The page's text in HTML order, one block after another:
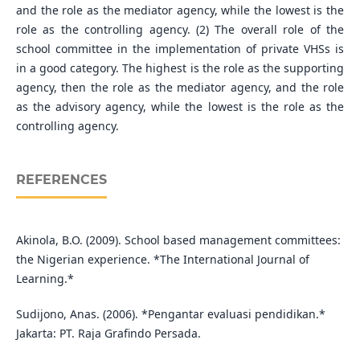
and the role as the mediator agency, while the lowest is the
role as the controlling agency. (2) The overall role of the
school committee in the implementation of private VHSs is
in a good category. The highest is the role as the supporting
agency, then the role as the mediator agency, and the role
as the advisory agency, while the lowest is the role as the
controlling agency.
REFERENCES
Akinola, B.O. (2009). School based management committees:
the Nigerian experience. *The International Journal of
Learning.*
Sudijono, Anas. (2006). *Pengantar evaluasi pendidikan.*
Jakarta: PT. Raja Grafindo Persada.